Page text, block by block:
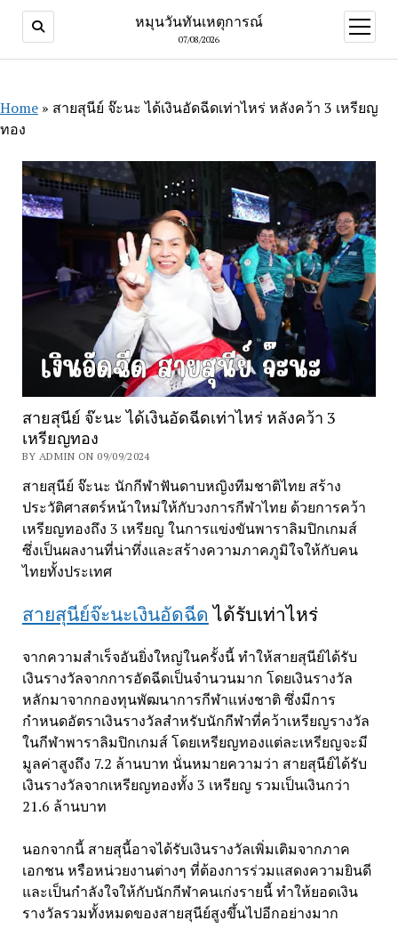
หมุนวันทันเหตุการณ์
07/08/2026
open
menu
Home » สายสุนีย์ จ๊ะนะ ได้เงินอัดฉีดเท่าไหร่ หลังคว้า 3 เหรียญ
ทอง
สายสุนีย์ จ๊ะนะ ได้เงินอัดฉีดเท่าไหร่ หลังคว้า 3
เหรียญทอง
BY ADMIN ON 09/09/2024
สายสุนีย์ จ๊ะนะ นักกีฬาฟันดาบหญิงทีมชาติไทย สร้าง
ประวัติศาสตร์หน้าใหม่ให้กับวงการกีฬาไทย ด้วยการคว้า
เหรียญทองถึง 3 เหรียญ ในการแข่งขันพาราลิมปิกเกมส์
ซึ่งเป็นผลงานที่น่าทึ่งและสร้างความภาคภูมิใจให้กับคน
ไทยทั้งประเทศ
สายสุนีย์จ๊ะนะเงินอัดฉีดได้รับเท่าไหร่
จากความสำเร็จอันยิ่งใหญ่ในครั้งนี้ ทำให้สายสุนีย์ได้รับ
เงินรางวัลจากการอัดฉีดเป็นจำนวนมาก โดยเงินรางวัล
หลักมาจากกองทุนพัฒนาการกีฬาแห่งชาติ ซึ่งมีการ
กำหนดอัตราเงินรางวัลสำหรับนักกีฬาที่คว้าเหรียญรางวัล
ในกีฬาพาราลิมปิกเกมส์ โดยเหรียญทองแต่ละเหรียญจะมี
มูลค่าสูงถึง 7.2 ล้านบาท นั่นหมายความว่า สายสุนีย์ได้รับ
เงินรางวัลจากเหรียญทองทั้ง 3 เหรียญ รวมเป็นเงินกว่า
21.6 ล้านบาท
นอกจากนี้ สายสุนี้อาจได้รับเงินรางวัลเพิ่มเติมจากภาค
เอกชน หรือหน่วยงานต่างๆ ที่ต้องการร่วมแสดงความยินดี
และเป็นกำลังใจให้กับนักกีฬาคนเก่งรายนี้ ทำให้ยอดเงิน
รางวัลรวมทั้งหมดของสายสุนีย์สูงขึ้นไปอีกอย่างมาก